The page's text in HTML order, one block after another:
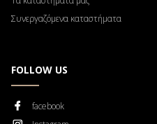
Συνεργαζόμενα καταστήματα
FOLLOW US
facebook